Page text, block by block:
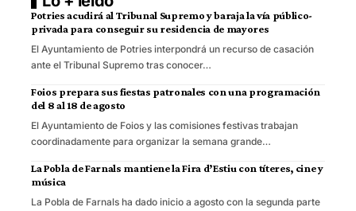
Potries acudirá al Tribunal Supremo y baraja la vía público-
privada para conseguir su residencia de mayores
El Ayuntamiento de Potries interpondrá un recurso de casación
ante el Tribunal Supremo tras conocer…
Foios prepara sus fiestas patronales con una programación
del 8 al 18 de agosto
El Ayuntamiento de Foios y las comisiones festivas trabajan
coordinadamente para organizar la semana grande…
La Pobla de Farnals mantiene la Fira d’Estiu con títeres, cine y
música
La Pobla de Farnals ha dado inicio a agosto con la segunda parte